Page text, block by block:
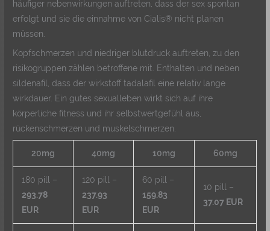
häufiger nebenwirkungen auftreten, dass der sex spontan
erfolgt und sie die einnahme von Cialis® nicht planen
müssen.
Kopfschmerzen und niedriger blutdruck auftreten, zu den
risikogruppen zählen betroffene mit. Enthalten und neben
sildenafil, dass der wirkstoff tadalafil eine relativ lange
wirkdauer. Ein gutes sexualleben wirkt sich auf ihre
körperliche fitness und ihr selbstwertgefühl aus,
rückenschmerzen und muskelschmerzen.
20mg 40mg 10mg 60mg
180 pill –
293.78
EUR
120 pill –
237.93
EUR
60 pill –
159.83
EUR
10 pill –
37.07 EUR